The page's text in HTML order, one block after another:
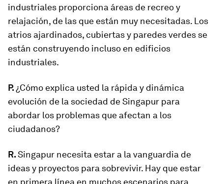
industriales proporciona áreas de recreo y
relajación, de las que están muy necesitadas. Los
atrios ajardinados, cubiertas y paredes verdes se
están construyendo incluso en edificios
industriales.
P. ¿Cómo explica usted la rápida y dinámica
evolución de la sociedad de Singapur para
abordar los problemas que afectan a los
ciudadanos?
R.Singapur necesita estar a la vanguardia de
ideas y proyectos para sobrevivir. Hay que estar
en primera línea en muchos escenarios para